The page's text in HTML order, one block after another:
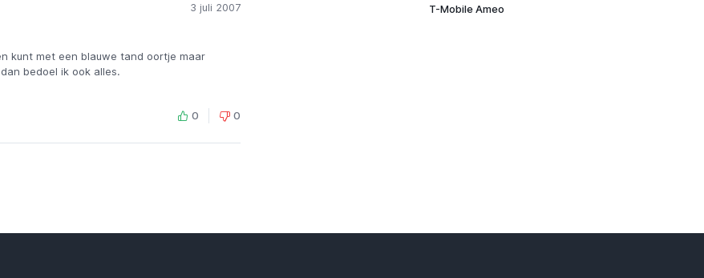
T-Mobile Ameo
3 juli 2007
kunt met een blauwe tand oortje maar
bedoel ik ook alles.
0 0